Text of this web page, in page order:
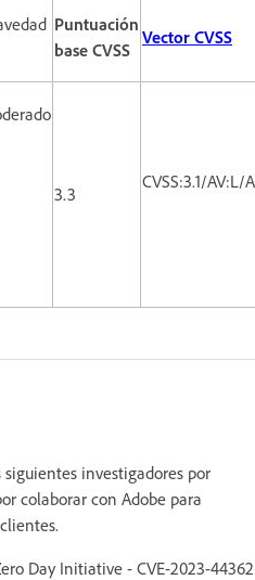
Puntuación
base CVSS
Vector CVSS
3.3
CVSS:3.1/
siguientes investigadores por
colaborar con Adobe para
Day Initiative - CVE-2023-44362